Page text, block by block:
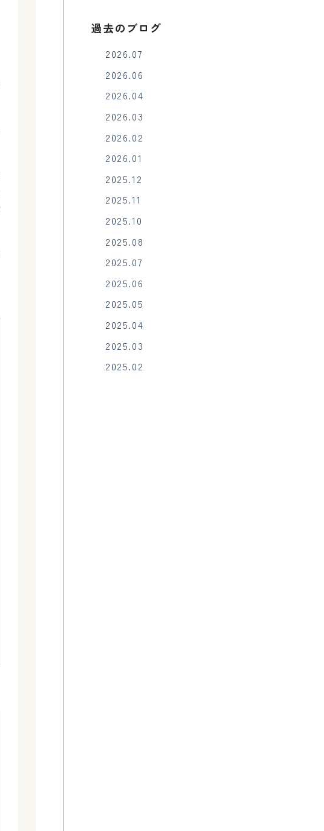
過去のブログ
2026.07
2026.06
2026.04
2026.03
2026.02
2026.01
2025.12
2025.11
2025.10
2025.08
2025.07
2025.06
2025.05
2025.04
2025.03
2025.02